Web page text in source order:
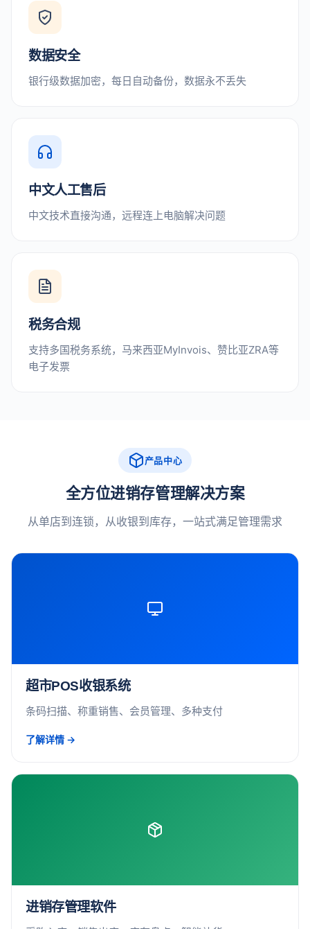
数据安全
银行级数据加密，每日自动备份，数据永不丢失
中文人工售后
中文技术直接沟通，远程连上电脑解决问题
税务合规
支持多国税务系统，马来西亚MyInvois、赞比亚ZRA等
电子发票
产品中心
全方位进销存管理解决方案
从单店到连锁，从收银到库存，一站式满足管理需求
超市POS收银系统
条码扫描、称重销售、会员管理、多种支付
了解详情 →
进销存管理软件